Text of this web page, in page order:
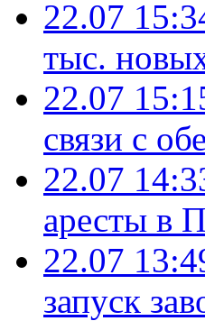
22.07
тыс.
22.07
связи с
22.07
аресты в
22.07
запуск